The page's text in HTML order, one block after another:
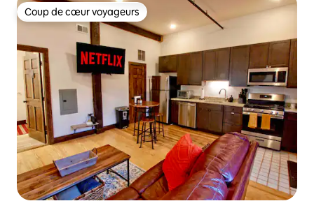
Coup de cœur voyageurs
Coup de cœur voyageurs